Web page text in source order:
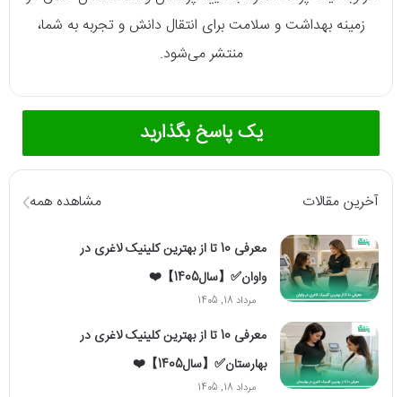
زمینه بهداشت و سلامت برای انتقال دانش و تجربه به شما،
منتشر می‌شود.
یک پاسخ بگذارید
آخرین مقالات مشاهده همه
معرفی 10 تا از بهترین کلینیک لاغری در
واوان✅【سال1405】❤️
مرداد 18, 1405
معرفی 10 تا از بهترین کلینیک لاغری در
بهارستان✅【سال1405】❤️
مرداد 18, 1405